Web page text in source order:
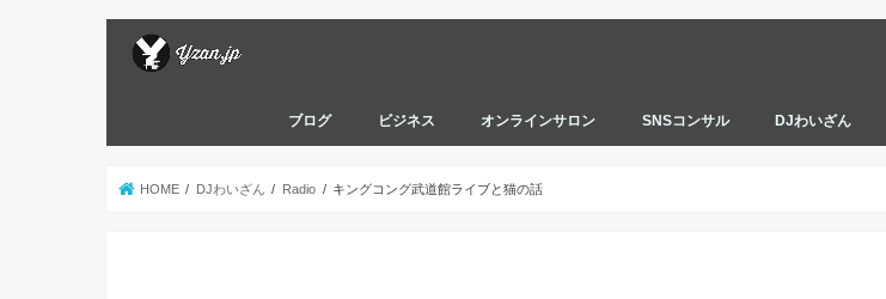
ブログ ビジネス オンラインサロン SNSコンサル DJわいざん
HOME DJわいざん Radio キングコング武道館ライブと猫の話